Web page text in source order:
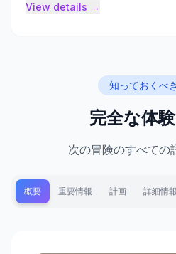
View details →
知っておくべ
完全な体
次の冒険のすべての
概要 重要情報 計画 詳細情報